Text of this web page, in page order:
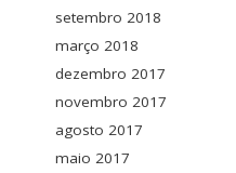
setembro 2018
março 2018
dezembro 2017
novembro 2017
agosto 2017
maio 2017